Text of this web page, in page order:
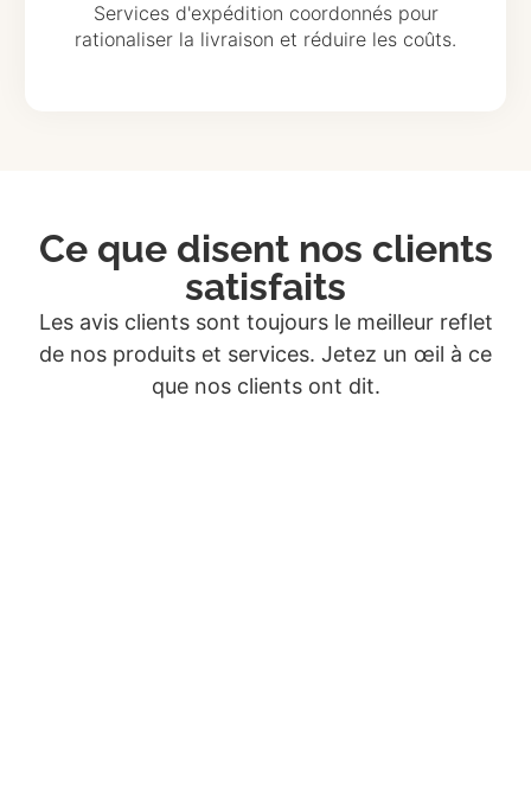
Services d'expédition coordonnés pour
rationaliser la livraison et réduire les coûts.
Ce que disent nos clients
satisfaits
Les avis clients sont toujours le meilleur reflet
de nos produits et services. Jetez un œil à ce
que nos clients ont dit.